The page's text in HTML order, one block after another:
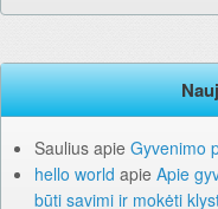
Saulius apie Gyvenimo
hello world apie Apie
būti savimi ir mokėti